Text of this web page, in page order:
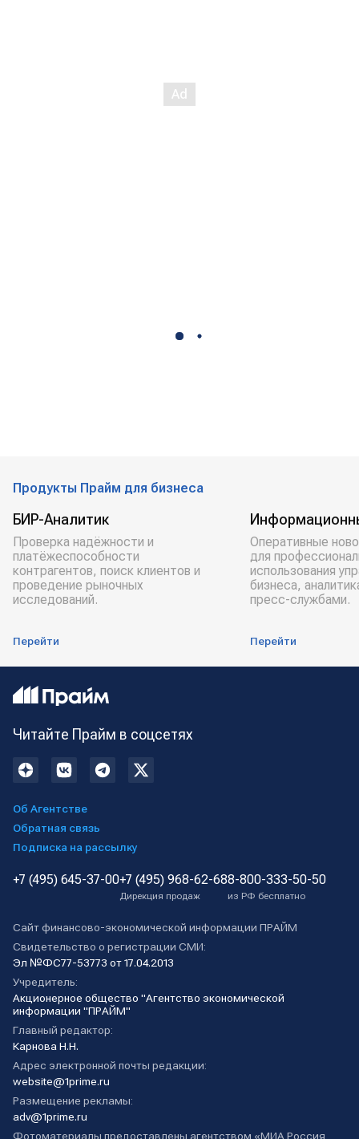
Продукты Прайм для бизнеса
БИР-Аналитик
Проверка надёжности и
платёжеспособности
контрагентов, поиск клиентов и
проведение рыночных
исследований.
Перейти
Оперативные
для
использования
бизнеса,
пресс-службами.
Перейти
Читайте Прайм в соцсетях
Об Агентстве
Обратная связь
Подписка на рассылку
+7 (495) 645-37-00+7 (495) 968-62-68
Дирекция продаж
8-800-333-50-50
из РФ бесплатно
Сайт финансово-экономической информации ПРАЙМ
Свидетельство о регистрации СМИ:
Эл №ФС77-53773 от 17.04.2013
Учредитель:
Акционерное общество "Агентство экономической
информации "ПРАЙМ"
Главный редактор:
Карнова Н.Н.
Адрес электронной почты редакции:
website@1prime.ru
Размещение рекламы:
adv@1prime.ru
Фотоматериалы предоставлены агентством «МИА Россия